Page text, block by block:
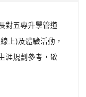
對五專升學管道
上)及體驗活動，
涯規劃參考，敬